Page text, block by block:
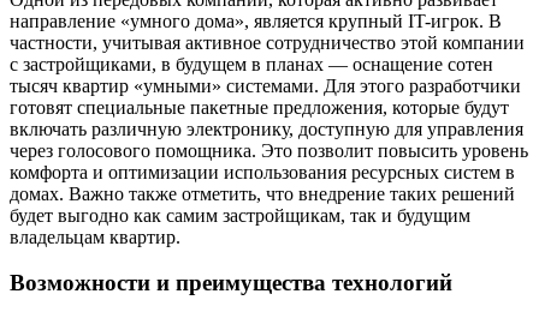
направление «умного дома», является крупный IT-игрок. В
частности, учитывая активное сотрудничество этой компании
с застройщиками, в будущем в планах — оснащение сотен
тысяч квартир «умными» системами. Для этого разработчики
готовят специальные пакетные предложения, которые будут
включать различную электронику, доступную для управления
через голосового помощника. Это позволит повысить уровень
комфорта и оптимизации использования ресурсных систем в
домах. Важно также отметить, что внедрение таких решений
будет выгодно как самим застройщикам, так и будущим
владельцам квартир.
Возможности и преимущества технологий